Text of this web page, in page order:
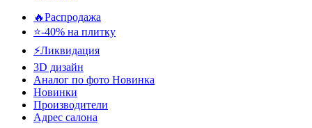
🔥Распродажа
⭐-40% на плитку
⚡️Ликвидация
3D дизайн
Аналог по фото Новинка
Новинки
Производители
Адрес салона